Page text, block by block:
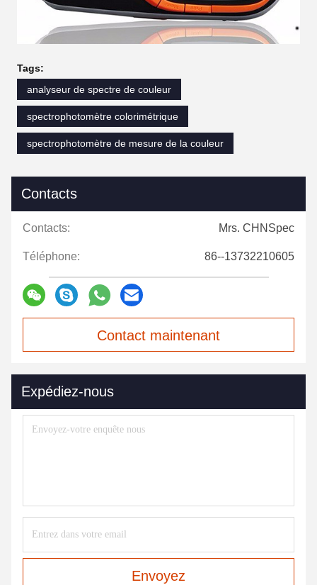
Tags:
analyseur de spectre de couleur
spectrophotomètre colorimétrique
spectrophotomètre de mesure de la couleur
Contacts
Contacts: Mrs. CHNSpec
Téléphone: 86--13732210605
Contact maintenant
Expédiez-nous
Envoyez